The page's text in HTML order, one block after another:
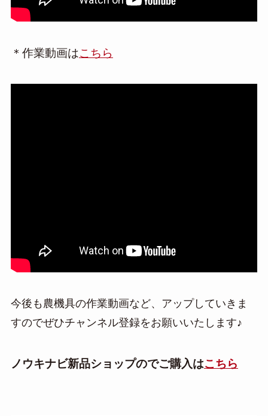
＊作業動画はこちら
今後も農機具の作業動画など、アップしていきま
すのでぜひチャンネル登録をお願いいたします♪
ノウキナビ新品ショップのでご購入はこちら